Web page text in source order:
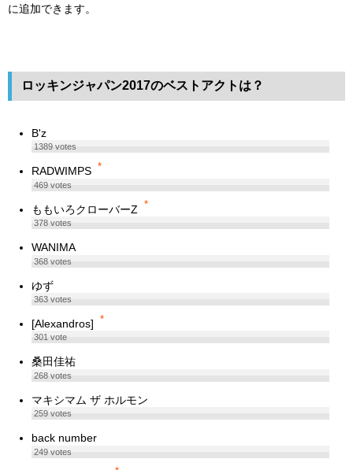
に追加できます。
ロッキンジャパン2017のベストアクトは？
B'z
1389votes
RADWIMPS *
469votes
ももいろクローバーZ *
378votes
WANIMA
368votes
ゆず
363votes
[Alexandros] *
301vote
桑田佳祐
268votes
マキシマム ザ ホルモン
259votes
back number
249votes